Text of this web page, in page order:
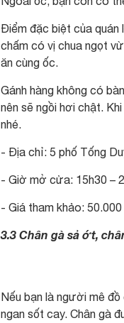
Điểm đặc biệt của quán
chấm có vị chua ngọt
ăn cùng ốc.
Gánh hàng không có
nên sẽ ngồi hơi chật.
nhé.
- Địa chỉ: 5 phố Tống
- Giờ mở cửa: 15h30 –
- Giá tham khảo:
3.3 Chân gà sả ớt,
Nếu bạn là người mê
ngan sốt cay. Chân gà